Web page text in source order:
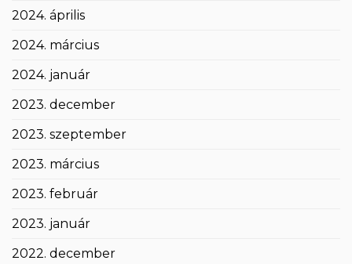
2024. április
2024. március
2024. január
2023. december
2023. szeptember
2023. március
2023. február
2023. január
2022. december